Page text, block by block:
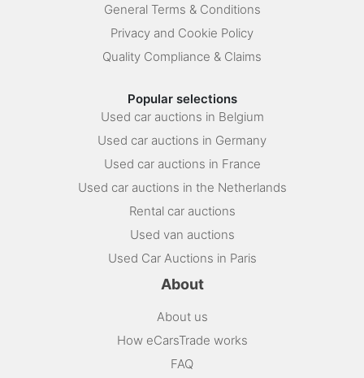
General Terms & Conditions
Privacy and Cookie Policy
Quality Compliance & Claims
Popular selections
Used car auctions in Belgium
Used car auctions in Germany
Used car auctions in France
Used car auctions in the Netherlands
Rental car auctions
Used van auctions
Used Car Auctions in Paris
About
About us
How eCarsTrade works
FAQ